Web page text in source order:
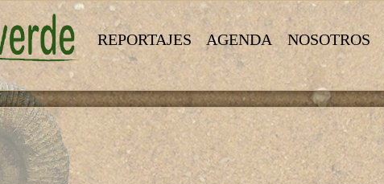
REPORTAJES AGENDA NOSOTROS